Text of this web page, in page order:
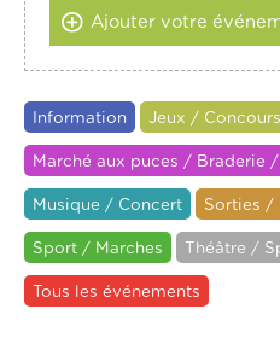
Ajouter votre
Information Jeux /
Marché aux puces / Braderie
Musique / Concert Sorties /
Sport / Marches Théâtre /
Tous les événements